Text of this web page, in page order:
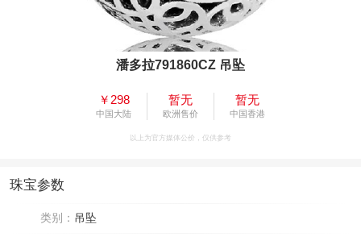
潘多拉791860CZ 吊坠
￥298
中国大陆
暂无
欧洲售价
暂无
中国香港
以上为官方媒体公价，仅供参考
珠宝参数
类别： 吊坠